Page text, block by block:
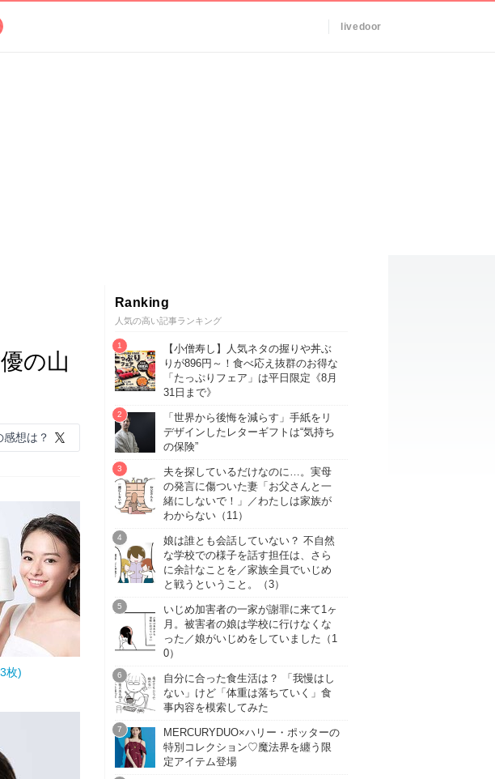
livedoor
の山
想は？
枚)
Ranking
人気の高い記事ランキング
【小僧寿し】人気ネタの握りや丼ぶ
りが896円～！食べ応え抜群のお得な
「たっぷりフェア」は平日限定《8月
31日まで》
「世界から後悔を減らす」手紙をリ
デザインしたレターギフトは“気持ち
の保険”
夫を探しているだけなのに…。実母
の発言に傷ついた妻「お父さんと一
緒にしないで！」／わたしは家族が
わからない（11）
娘は誰とも会話していない？ 不自然
な学校での様子を話す担任は、さら
に余計なことを／家族全員でいじめ
と戦うということ。（3）
いじめ加害者の一家が謝罪に来て1ヶ
月。被害者の娘は学校に行けなくな
った／娘がいじめをしていました（1
0）
自分に合った食生活は？ 「我慢はし
ない」けど「体重は落ちていく」食
事内容を模索してみた
MERCURYDUO×ハリー・ポッターの
特別コレクション♡魔法界を纏う限
定アイテム登場